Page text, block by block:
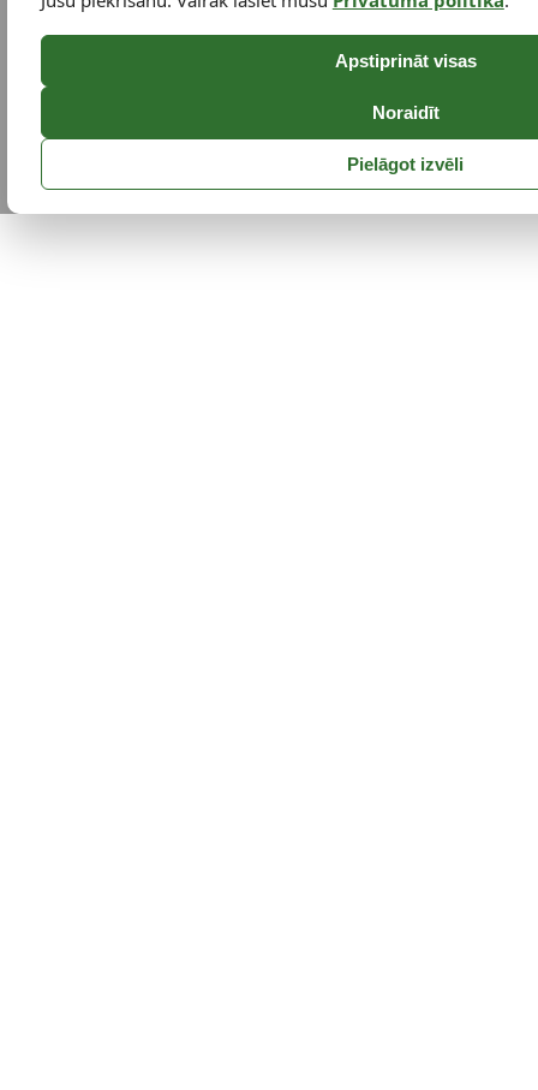
Apstiprināt visas
Noraidīt
Pielāgot izvēli